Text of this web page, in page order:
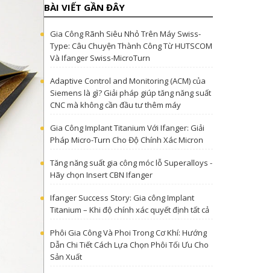
BÀI VIẾT GẦN ĐÂY
Gia Công Rãnh Siêu Nhỏ Trên Máy Swiss-
Type: Câu Chuyện Thành Công Từ HUTSCOM
Và Ifanger Swiss-MicroTurn
Adaptive Control and Monitoring (ACM) của
Siemens là gì? Giải pháp giúp tăng năng suất
CNC mà không cần đầu tư thêm máy
Gia Công Implant Titanium Với Ifanger: Giải
Pháp Micro-Turn Cho Độ Chính Xác Micron
Tăng năng suất gia công móc lỗ Superalloys -
Hãy chọn Insert CBN Ifanger
Ifanger Success Story: Gia công Implant
Titanium – Khi độ chính xác quyết định tất cả
Phôi Gia Công Và Phoi Trong Cơ Khí: Hướng
Dẫn Chi Tiết Cách Lựa Chọn Phôi Tối Ưu Cho
Sản Xuất